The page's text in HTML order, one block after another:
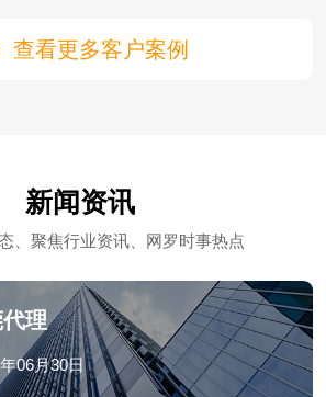
查看更多客户案例
新闻资讯
、聚焦行业资讯、网罗时事热点
理
06月30日